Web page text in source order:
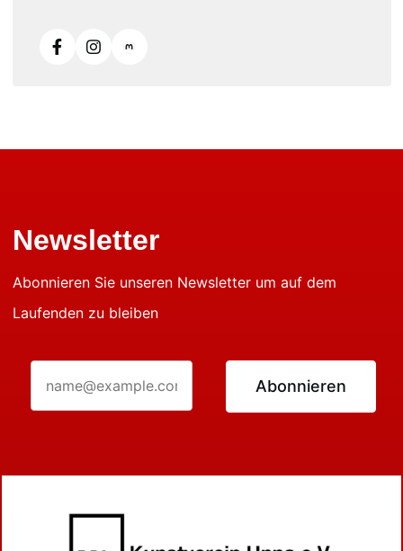
Newsletter
Abonnieren Sie unseren Newsletter um auf dem
Laufenden zu bleiben
Abonnieren